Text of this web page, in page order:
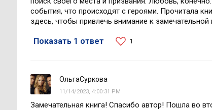
события, что происходят с героями. Прочитала
здесь, чтобы привлечь внимание к замечательной
Показать 1 ответ 1
ОльгаСуркова
11/14/2023, 4:00:31 PM
Замечательная книга! Спасибо автор! Пошла во